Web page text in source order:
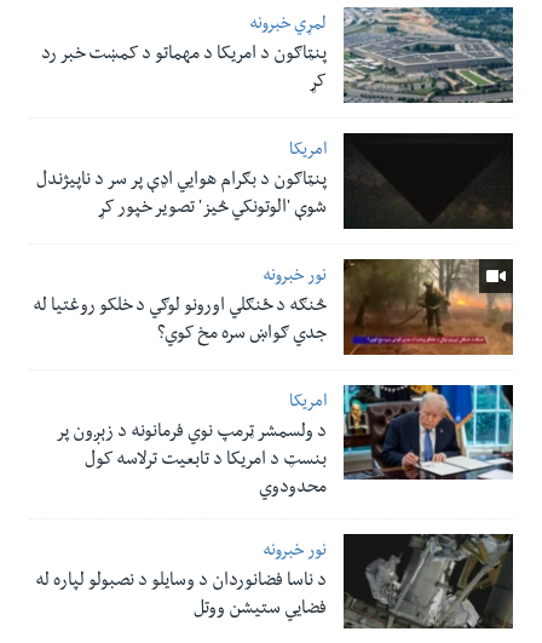
لمړي خبرونه
پنټاګون د امریکا د مهماتو د کمښت خبر رد
کړ
امریکا
پنټاګون د بګرام هوایي اډې پر سر د ناپيژندل
شوې 'الوتونکي څيز' تصویر خپور کړ
نور خبرونه
څنګه د ځنګلي اورونو لوګي د خلکو روغتیا له
جدي ګواښ سره مخ کوي؟
امریکا
د ولسمشر ټرمپ نوي فرمانونه د زېږون پر
بنسټ د امریکا د تابعیت ترلاسه کول
محدودوي
نور خبرونه
د ناسا فضانوردان د وسایلو د نصبولو لپاره له
فضایي ستیشن ووتل